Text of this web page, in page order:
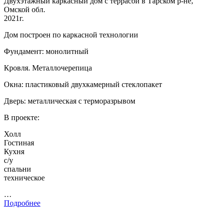
Омской обл.
2021г.
Дом построен по каркасной технологии
Фундамент: монолитный
Кровля. Металлочерепица
Окна: пластиковый двухкамерный стеклопакет
Дверь: металлическая с терморазрывом
В проекте:
Холл
Гостиная
Кухня
с/у
спальни
техническое
…
Подробнее